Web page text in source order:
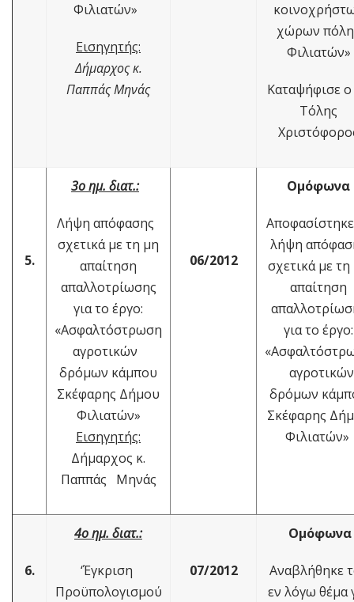
Φιλιατών»
Εισηγητής:
Δήμαρχος κ.
Παππάς Μηνάς
χώρων
Φιλιατών»
Καταψήφισε
Τόλης
5.
3ο ημ. διατ.:
Λήψη απόφασης
σχετικά με τη μη
απαίτηση
απαλλοτρίωσης
για το έργο:
«Ασφαλτόστρωση
αγροτικών
δρόμων κάμπου
Σκέφαρης Δήμου
Φιλιατών»
Εισηγητής:
Δήμαρχος κ.
Παππάς Μηνάς
06/2012
Ομόφωνα
λήψη
σχετικά με
απαίτηση
για το έργο:
αγροτικών
δρόμων
Σκέφαρης
Φιλιατών»
6.
4ο ημ. διατ.:
‘Έγκριση
Προϋπολογισμού
07/2012
Ομόφωνα
Αναβλήθηκε
εν λόγω θέμα